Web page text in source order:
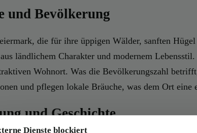
und Bevölkerung
die für ihre üppigen Wälder, sanften
ländlichem Charakter und modernem
Wohnort. Was die Bevölkerungszahl
und pflegen lokale Bräuche, was dem Ort
und Geschichte
Dienste blockiert